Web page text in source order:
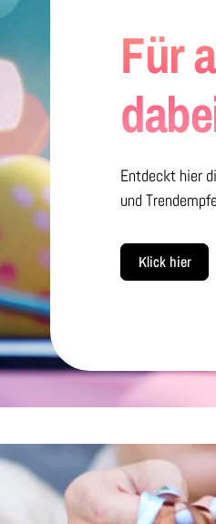
Für
Entdeckt hier
und
Klick hier